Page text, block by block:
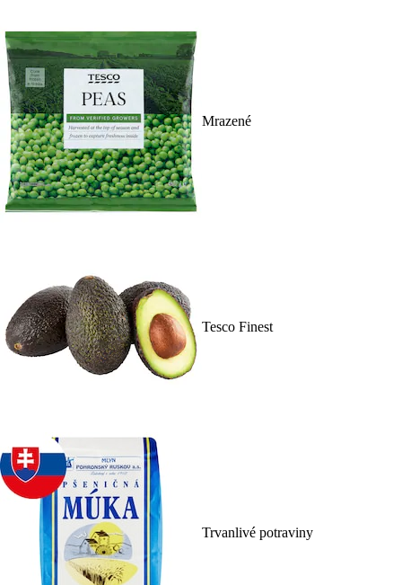
Mrazené
Tesco Finest
Trvanlivé potraviny